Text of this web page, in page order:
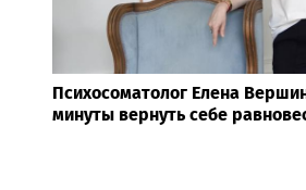
Психосоматолог Елена
минуты вернуть себе